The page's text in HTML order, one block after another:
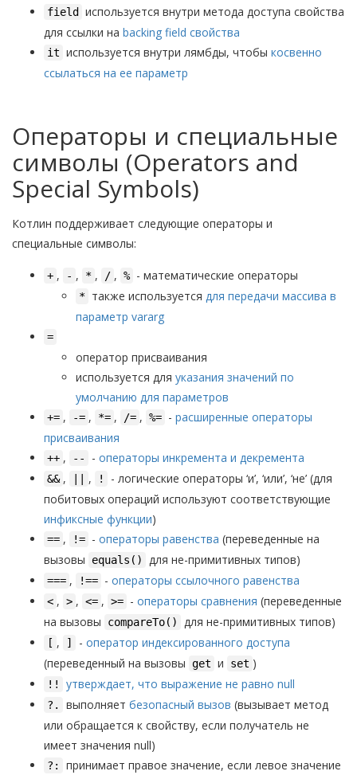
field
используется внутри метода доступа свойства
для ссылки на backing field свойства
it используется внутри лямбды, чтобы косвенно
ссылаться на ее параметр
Операторы и специальные
символы (Operators and
Special Symbols)
Котлин поддерживает следующие операторы и
специальные символы:
+ , - , * , / , % - математические операторы
* также используется для передачи массива в
параметр vararg
=
оператор присваивания
используется для указания значений по
умолчанию для параметров
+= , -= , *= , /= , %= - расширенные операторы
присваивания
++ , -- - операторы инкремента и декремента
&& , , !
- логические операторы ‘и’, ‘или’, ‘не’ (для
побитовых операций используют соответствующие
инфиксные функции)
== , != - операторы равенства (переведенные на
вызовы
equals() для не-примитивных типов)
=== , !== - операторы ссылочного равенства
< , > , <= , >= - операторы сравнения (переведенные
на вызовы
compareTo() для не-примитивных типов)
[ , ] - оператор индексированного доступа
(переведенный на вызовы get и set )
!! утверждает, что выражение не равно null
?. выполняет безопасный вызов (вызывает метод
или обращается к свойству, если получатель не
имеет значения null)
?:
принимает правое значение, если левое значение